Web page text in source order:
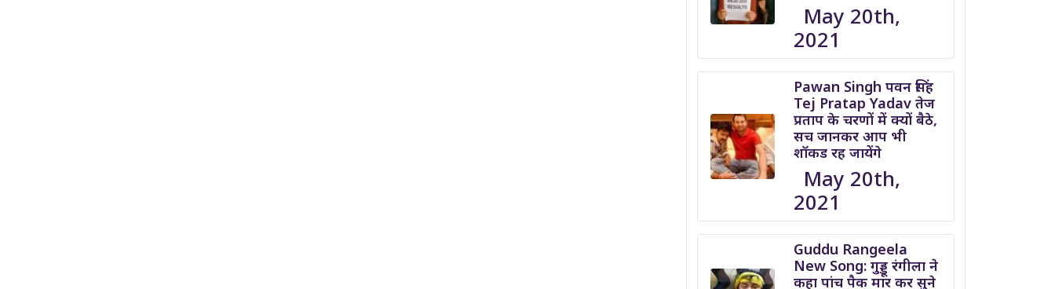
May 20th,
2021
Pawan Singh पवन सिंह
Tej Pratap Yadav तेज
प्रताप के चरणों में क्यों बैठे,
सच जानकर आप भी
शॉकड रह जायेंगे
May 20th,
2021
Guddu Rangeela
New Song: गुड्डू रंगीला ने
कहा पांच पैक मार कर सुने